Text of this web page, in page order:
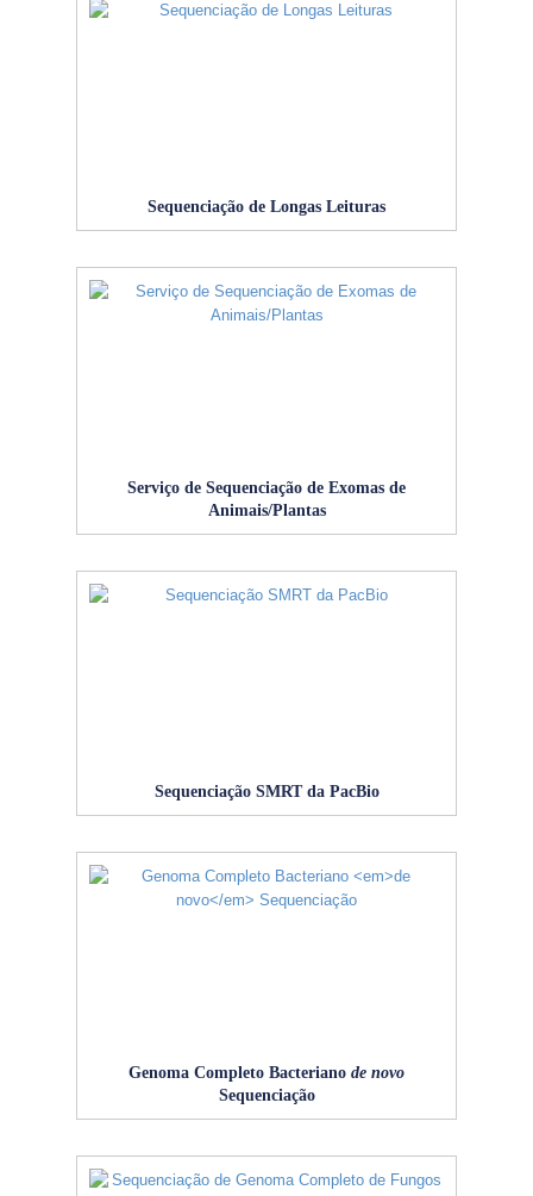
Sequenciação de Longas Leituras
Serviço de Sequenciação de Exomas de
Animais/Plantas
Sequenciação SMRT da PacBio
Genoma Completo Bacteriano de novo
Sequenciação